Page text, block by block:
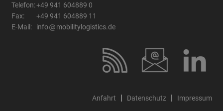
Telefon:
Fax:
E-Mail:
+49 941 604889 0
+49 941 604889 11
info
mobilitylogistics.de
Anfahrt Datenschutz Impressum